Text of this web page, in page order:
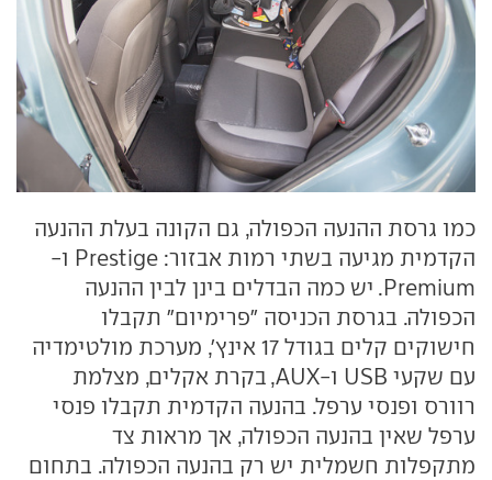
כמו גרסת ההנעה הכפולה, גם הקונה בעלת ההנעה
הקדמית מגיעה בשתי רמות אבזור: Prestige ו-
Premium. יש כמה הבדלים בינן לבין ההנעה
הכפולה. בגרסת הכניסה "פרימיום" תקבלו
חישוקים קלים בגודל 17 אינץ', מערכת מולטימדיה
עם שקעי USB ו-AUX, בקרת אקלים, מצלמת
רוורס ופנסי ערפל. בהנעה הקדמית תקבלו פנסי
ערפל שאין בהנעה הכפולה, אך מראות צד
מתקפלות חשמלית יש רק בהנעה הכפולה. בתחום